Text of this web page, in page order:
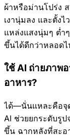
ผ้าหรือม่านโปร่ง
เงานุ่มลง และตั้ง
แหล่งแสงนุ่มๆ ต่ำ
ขึ้นได้ดีกว่าหลอด
ใช้ AI ถ่ายภาพ
อาหาร?
ได้—นั่นแหละคือจุ
AI ช่วยยกระดับรู
ขึ้น ฉากหลังที่สะอ